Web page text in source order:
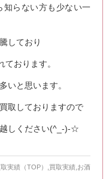
知らない方も少ない一
しており
おります。
いと思います。
取しておりますので
しください(^_-)-☆
実績（TOP） 買取実績 お酒